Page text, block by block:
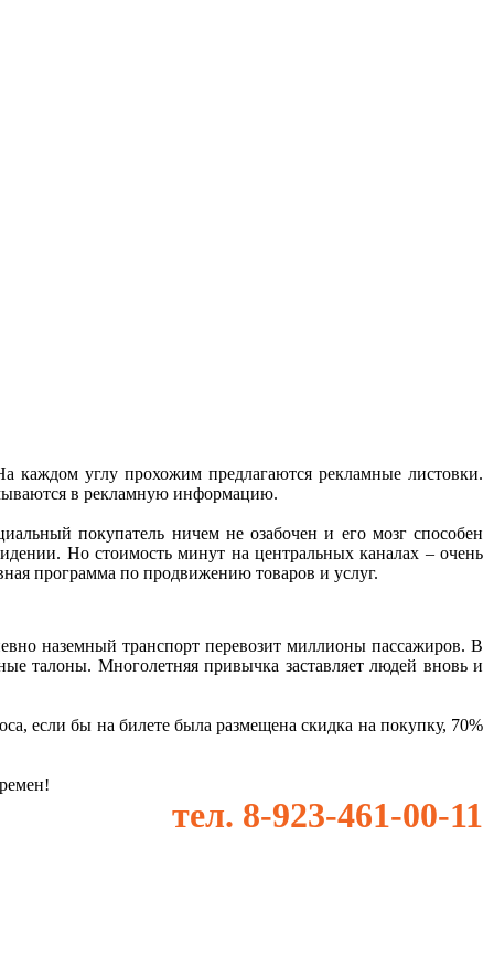
каждом углу прохожим предлагаются рекламные листовки.
в рекламную информацию.
покупатель ничем не озабочен и его мозг способен
Но стоимость минут на центральных каналах – очень
программа по продвижению товаров и услуг.
наземный транспорт перевозит миллионы пассажиров.В
талоны. Многолетняя привычка заставляет людей вновь и
если бы на билете была размещена скидка на покупку, 70%
тел. 8-923-461-00-11